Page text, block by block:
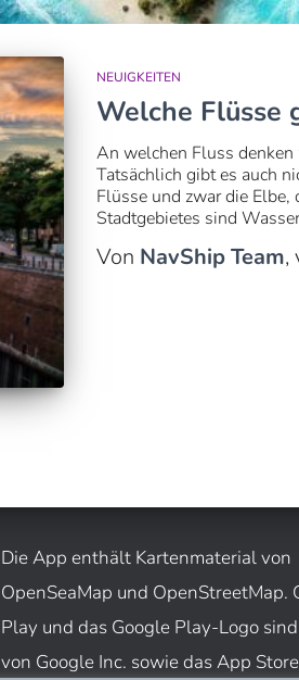
NEUIGKEITEN
Welche Flüsse
An welchen Fluss
Tatsächlich gibt es auch
Flüsse und zwar die
Stadtgebietes sind
Von NavShip Team,
Die App enthält Kartenmaterial von
OpenSeaMap und OpenStreetMap.
Play und das Google Play-Logo
von Google Inc. sowie das App